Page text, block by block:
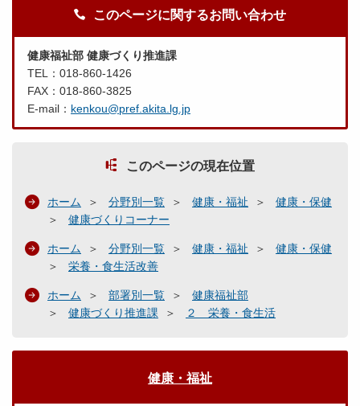
このページに関するお問い合わせ
健康福祉部 健康づくり推進課
TEL：018-860-1426
FAX：018-860-3825
E-mail： kenkou@pref.akita.lg.jp
このページの現在位置
ホーム 分野別一覧 健康・福祉
健康・保健
健康づくりコーナー
ホーム 分野別一覧 健康・福祉
健康・保健
栄養・食生活改善
ホーム 部署別一覧
健康福祉部
健康づくり推進課
２ 栄養・食生活
健康・福祉